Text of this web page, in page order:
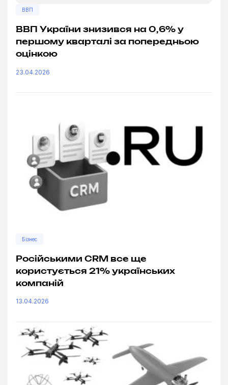
ВВП
ВВП України знизився на 0,6% у
першому кварталі за попередньою
оцінкою
23.04.2026
Бізнес
Російськими CRM все ще
користується 21% українських
компаній
13.04.2026